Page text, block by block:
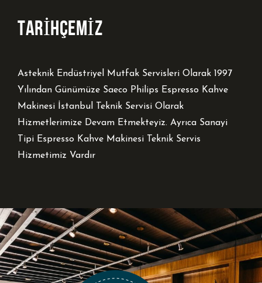
TARİHÇEMİZ
Asteknik Endüstriyel Mutfak Servisleri Olarak 1997
Yılından Günümüze Saeco Philips Espresso Kahve
Makinesi İstanbul Teknik Servisi Olarak
Hizmetlerimize Devam Etmekteyiz. Ayrıca Sanayi
Tipi Espresso Kahve Makinesi Teknik Servis
Hizmetimiz Vardır